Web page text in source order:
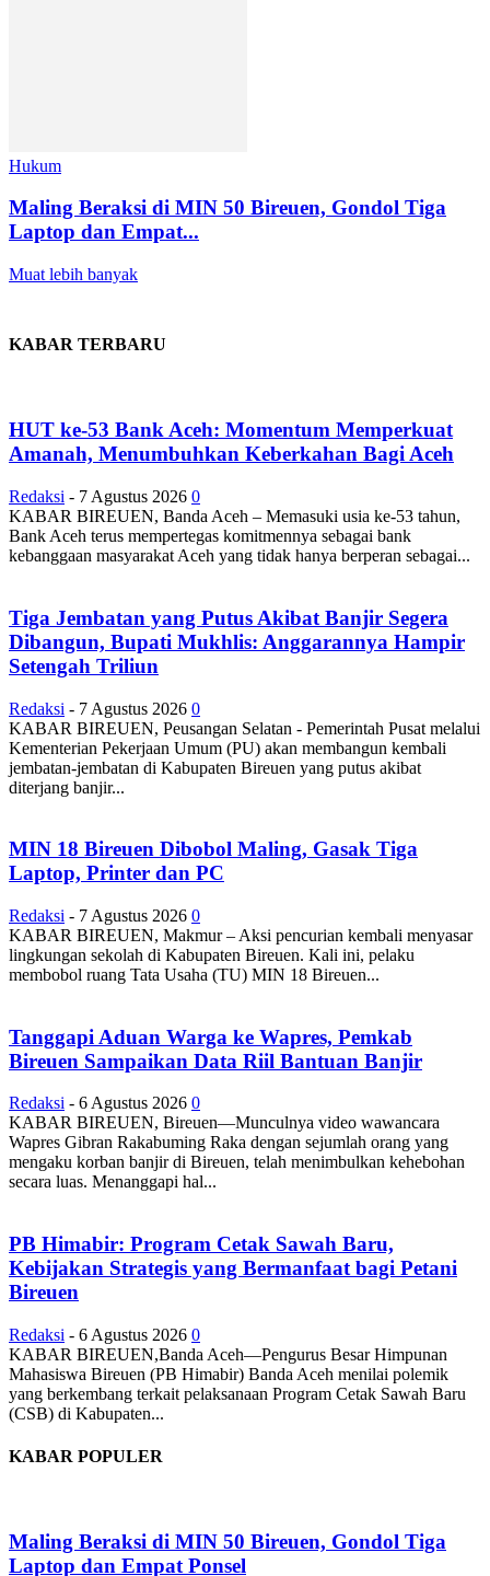
Hukum
Maling Beraksi di MIN 50 Bireuen, Gondol Tiga
Laptop dan Empat...
Muat lebih banyak
KABAR TERBARU
HUT ke-53 Bank Aceh: Momentum Memperkuat
Amanah, Menumbuhkan Keberkahan Bagi Aceh
Redaksi - 7 Agustus 2026 0
KABAR BIREUEN, Banda Aceh – Memasuki usia ke-53 tahun,
Bank Aceh terus mempertegas komitmennya sebagai bank
kebanggaan masyarakat Aceh yang tidak hanya berperan sebagai...
Tiga Jembatan yang Putus Akibat Banjir Segera
Dibangun, Bupati Mukhlis: Anggarannya Hampir
Setengah Triliun
Redaksi - 7 Agustus 2026 0
KABAR BIREUEN, Peusangan Selatan - Pemerintah Pusat melalui
Kementerian Pekerjaan Umum (PU) akan membangun kembali
jembatan-jembatan di Kabupaten Bireuen yang putus akibat
diterjang banjir...
MIN 18 Bireuen Dibobol Maling, Gasak Tiga
Laptop, Printer dan PC
Redaksi - 7 Agustus 2026 0
KABAR BIREUEN, Makmur – Aksi pencurian kembali menyasar
lingkungan sekolah di Kabupaten Bireuen. Kali ini, pelaku
membobol ruang Tata Usaha (TU) MIN 18 Bireuen...
Tanggapi Aduan Warga ke Wapres, Pemkab
Bireuen Sampaikan Data Riil Bantuan Banjir
Redaksi - 6 Agustus 2026 0
KABAR BIREUEN, Bireuen—Munculnya video wawancara
Wapres Gibran Rakabuming Raka dengan sejumlah orang yang
mengaku korban banjir di Bireuen, telah menimbulkan kehebohan
secara luas. Menanggapi hal...
PB Himabir: Program Cetak Sawah Baru,
Kebijakan Strategis yang Bermanfaat bagi Petani
Bireuen
Redaksi - 6 Agustus 2026 0
KABAR BIREUEN,Banda Aceh—Pengurus Besar Himpunan
Mahasiswa Bireuen (PB Himabir) Banda Aceh menilai polemik
yang berkembang terkait pelaksanaan Program Cetak Sawah Baru
(CSB) di Kabupaten...
KABAR POPULER
Maling Beraksi di MIN 50 Bireuen, Gondol Tiga
Laptop dan Empat Ponsel